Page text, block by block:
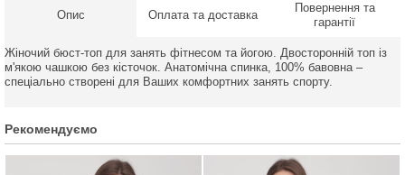
Опис Оплата та доставка
Повернення та
гарантії
Жіночий бюст-топ для занять фітнесом та йогою. Двосторонній топ із
м'якою чашкою без кісточок. Анатомічна спинка, 100% бавовна –
спеціально створені для Ваших комфортних занять спорту.
Рекомендуємо